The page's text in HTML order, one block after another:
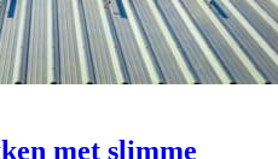
met slimme